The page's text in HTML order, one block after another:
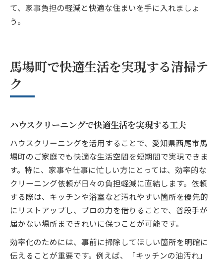
て、家事負担の軽減と快適な住まいを手に入れましょ
う。
馬場町で快適生活を実現する清掃テ
ク
ハウスクリーニングで快適生活を実現する工夫
ハウスクリーニングを活用することで、愛知県西尾市馬
場町のご家庭でも快適な生活空間を短期間で実現できま
す。特に、家事や仕事に忙しい方にとっては、効率的な
クリーニング依頼が日々の負担軽減に直結します。依頼
する際は、キッチンや浴室など汚れやすい箇所を優先的
にリストアップし、プロの力を借りることで、普段手が
届かない場所まできれいに保つことが可能です。
効率化のためには、事前に掃除してほしい箇所を明確に
伝えることが重要です。例えば、「キッチンの油汚れ」